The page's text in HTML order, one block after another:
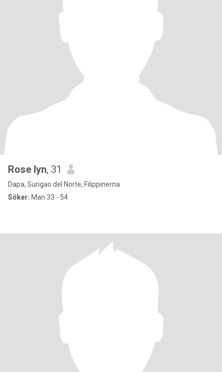
Rose lyn, 31
Dapa, Surigao del Norte, Filippinerna
Söker: Man 33 - 54